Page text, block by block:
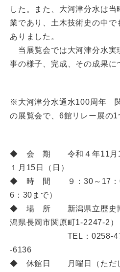
した。また、大河津分水は
業であり、土木技術史の中で
ありました。
当展覧会では大河津分水実
事の様子、完成、その成果に
※大河津分水通水100周年
の展覧会で、6館リレー展の1
◆ 会 期 令和４年11月12
１月15日（日）
◆ 時 間 ９：30～17：00
6：30まで）
◆ 場 所 新潟県立歴史博
潟県長岡市関原町1-2247-2）
TEL：0258-47-
-6136
◆ 休館日 月曜日（ただし